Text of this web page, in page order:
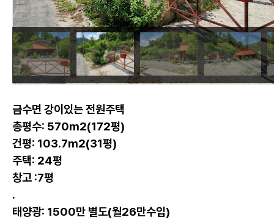
금수면 강이있는 전원주택
총평수: 570m2(172평)
건평: 103.7m2(31평)
주택: 24평
창고 :7평
.
태양광: 1500만 별도(월26만수입)